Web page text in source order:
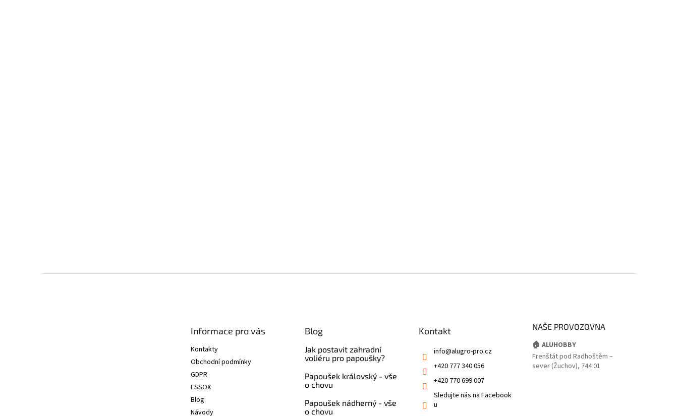
Informace pro vás
Kontakty
Obchodní podmínky
GDPR
ESSOX
Blog
Návody
Blog
Jak postavit zahradní
voliéru pro papoušky?
Papoušek královský - vše
o chovu
Papoušek nádherný - vše
o chovu
Kontakt
info@alugro-pro.cz
+420 777 340 056
+420 770 699 007
Sledujte nás na Facebook
u
NAŠE PROVOZOVNA
🏠 ALUHOBBY
Frenštát pod Radhoštěm –
sever (Žuchov), 744 01